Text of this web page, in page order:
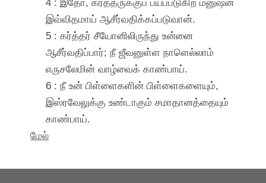
இவ்விதமாய் ஆசீர்வதிக்கப்படுவான்.
5 : கர்த்தர் சீயோனிலிருந்து உன்னை
ஆசீர்வதிப்பார்; நீ ஜீவனுள்ள நாளெல்லாம்
எருசலேமின் வாழ்வைக் காண்பாய்.
6 : நீ உன் பிள்ளைகளின் பிள்ளைகளையும்,
இஸ்ரவேலுக்கு உண்டாகும் சமாதானத்தையும்
காண்பாய்.
மேல்